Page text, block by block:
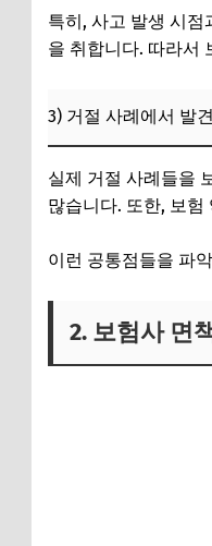
6. 운전자
2) 보험사
7. 자주 묻
특히, 사고 발생 시
을 취합니다. 따라서
3) 거절 사례에서 발
실제 거절 사례들을
많습니다. 또한, 보
이런 공통점들을 파
2. 보험사 면